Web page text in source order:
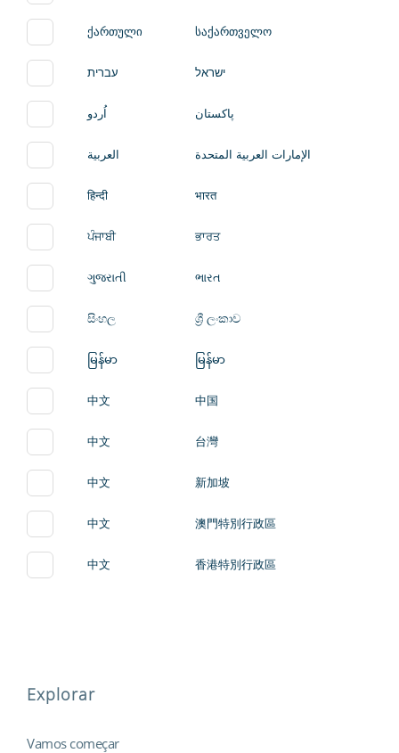
ქართული საქართველო
עברית ישראל
اُردو پاکستان
العربية الإمارات العربية المتحدة
हिन्दी भारत
ਪੰਜਾਬੀ ਭਾਰਤ
ગુજરાતી ભારત
සිංහල ශ්‍රී ලංකාව
မြန်မာ မြန်မာ
中文 中国
中文 台灣
中文 新加坡
中文 澳門特別行政區
中文 香港特別行政區
Explorar
Vamos começar